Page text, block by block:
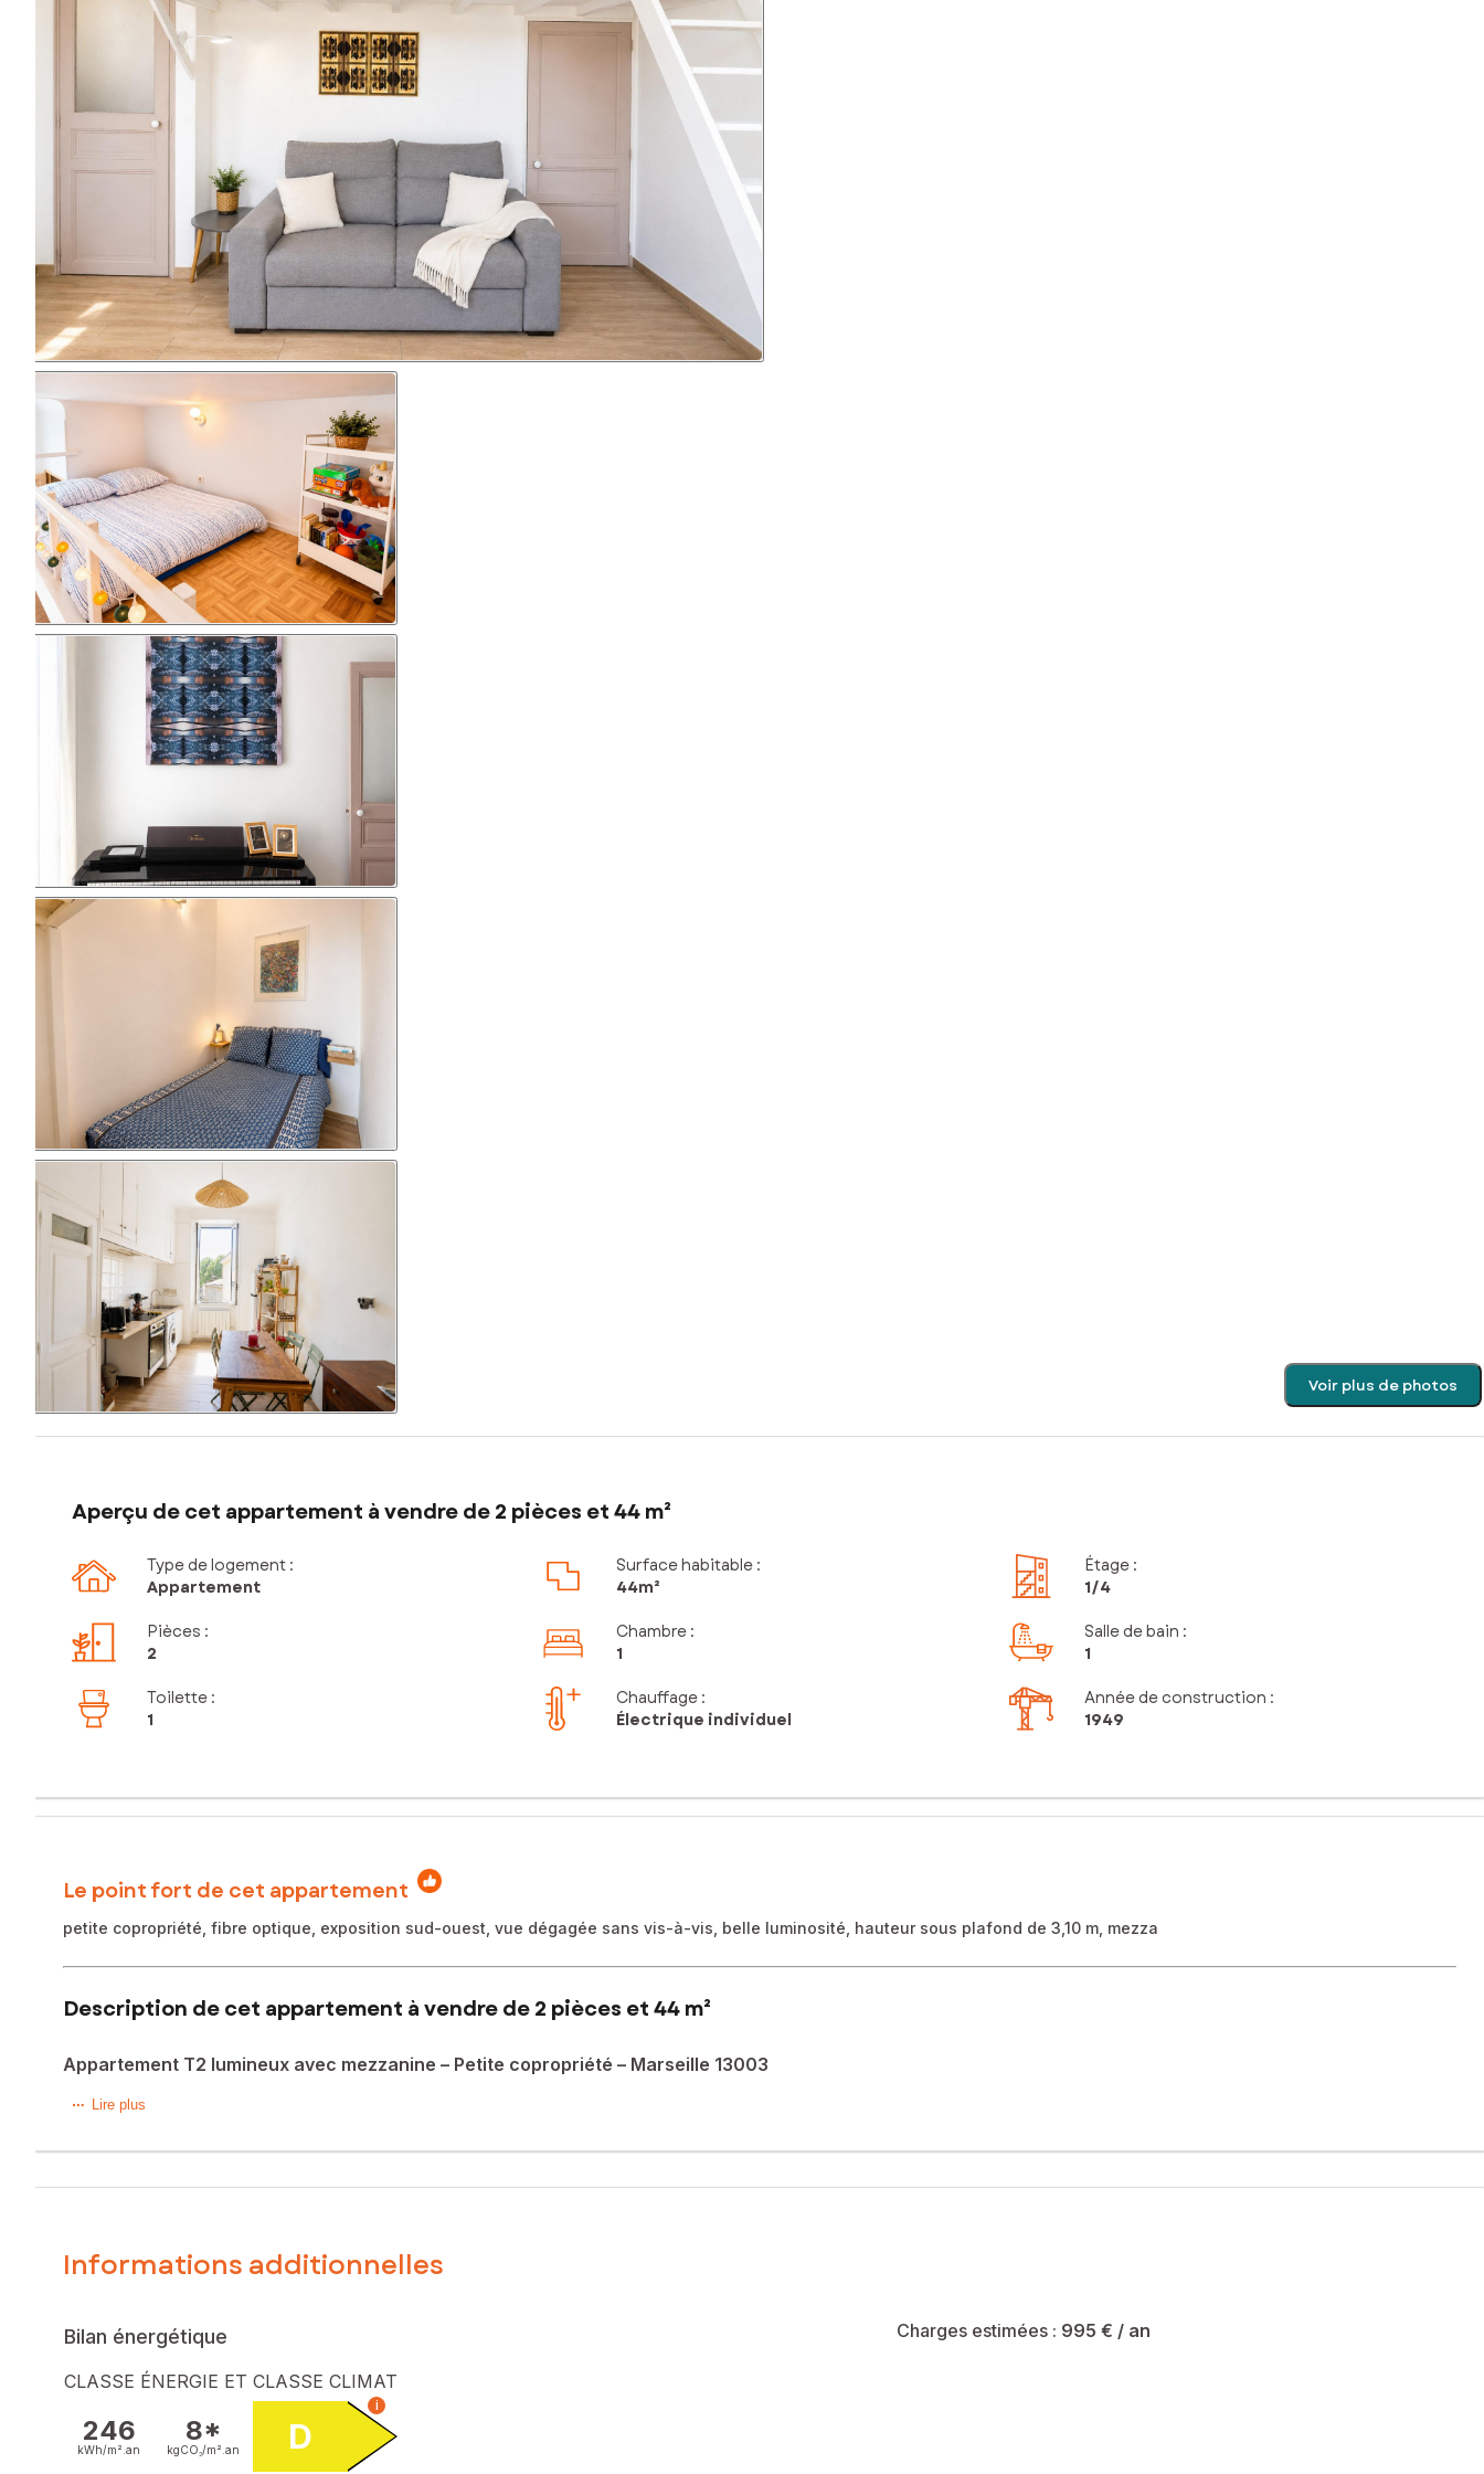
Voir plus de photos
Aperçu de cet appartement à vendre de 2 pièces et 44 m²
Type de logement :
Appartement
Surface habitable :
44m²
Étage :
1/4
Pièces :
2
Chambre:
1
Salle de bain :
1
Toilette :
1
Chauffage :
Électrique individuel
Année de construction :
1949
Le point fort de cet appartement
petite copropriété, fibre optique, exposition sud-ouest, vue dégagée sans vis-à-vis, belle luminosité, hauteur sous plafond de 3,10 m, mezza
Description de cet appartement à vendre de 2 pièces et 44 m²
Appartement T2 lumineux avec mezzanine – Petite copropriété – Marseille 13003
À seulement 12 minutes à pied de la gare Saint-Charles, découvrez ce charmant T2 de 40 m² Loi Carrez situé au 1er étage d'une petite copropriété bien entretenue.
Bénéficiant d'une belle exposition sud-ouest, cet appartement séduit par sa luminosité, sa vue dégagée sans vis-à-vis et sa belle hauteur sous plafond de 3,10 mètres.
Il se compose d'une entrée, d'une vaste cuisine ouverte sur l'espace repas, d'un séjour avec mezzanine, d'une chambre, ainsi que d'une salle de bains avec WC.
? T2 de 40 m² Loi Carrez
? Petite copropriété à taille humaine
? Fibre optique installée
? Exposition sud-ouest
? Vue dégagée sans vis-à-vis
? Belle hauteur sous plafond (3,10 m)
Lire plus
Informations additionnelles
Bilan énergétique
CLASSE ÉNERGIE ET CLASSE CLIMAT
246
kWh/m². an
8*
kgCO₂/m². an D
i
Charges estimées : 995 € / an